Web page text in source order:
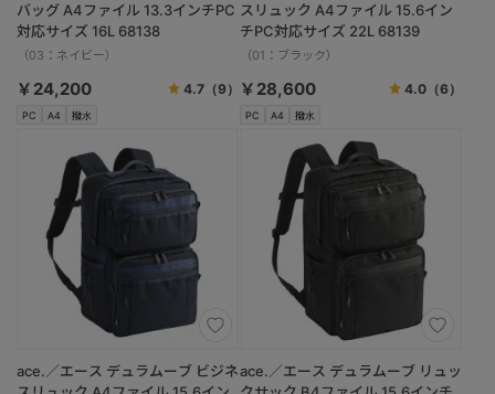
PC A4 撥水
バッグ A4ファイル 13.3インチPC
対応サイズ 16L 68138
（03：ネイビー）
￥24,200 4.7（9）
PC A4 撥水
スリュック A4ファイル 15.6イン
チPC対応サイズ 22L 68139
（01：ブラック）
￥28,600 4.0 （6）
ace.／エース デュラムーブ ビジネace.／エース デュラムーブ リュッ